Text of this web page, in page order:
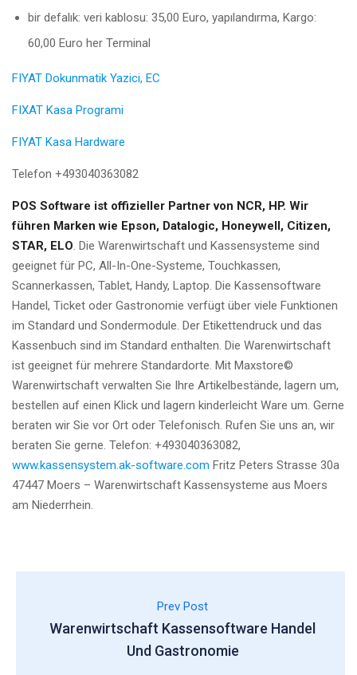
bir defalık: veri kablosu: 35,00 Euro, yapılandırma, Kargo:
60,00 Euro her Terminal
FIYAT Dokunmatik Yazici, EC
FIXAT Kasa Programi
FIYAT Kasa Hardware
Telefon +493040363082
POS Software ist offizieller Partner von NCR, HP. Wir
führen Marken wie Epson, Datalogic, Honeywell, Citizen,
STAR, ELO. Die Warenwirtschaft und Kassensysteme sind
geeignet für PC, All-In-One-Systeme, Touchkassen,
Scannerkassen, Tablet, Handy, Laptop. Die Kassensoftware
Handel, Ticket oder Gastronomie verfügt über viele Funktionen
im Standard und Sondermodule. Der Etikettendruck und das
Kassenbuch sind im Standard enthalten. Die Warenwirtschaft
ist geeignet für mehrere Standardorte. Mit Maxstore©
Warenwirtschaft verwalten Sie Ihre Artikelbestände, lagern um,
bestellen auf einen Klick und lagern kinderleicht Ware um. Gerne
beraten wir Sie vor Ort oder Telefonisch. Rufen Sie uns an, wir
beraten Sie gerne. Telefon: +493040363082,
www.kassensystem.ak-software.com Fritz Peters Strasse 30a
47447 Moers – Warenwirtschaft Kassensysteme aus Moers
am Niederrhein.
Prev Post
Warenwirtschaft Kassensoftware Handel
Und Gastronomie